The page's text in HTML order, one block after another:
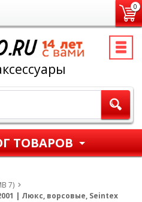
0
ТОВАРОВ
7)
| Люкс, ворсовые, Seintex